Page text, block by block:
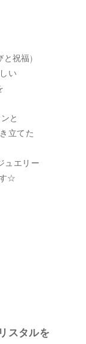
と祝福)
い
と
立てた
ュエリー
☆
スタルを